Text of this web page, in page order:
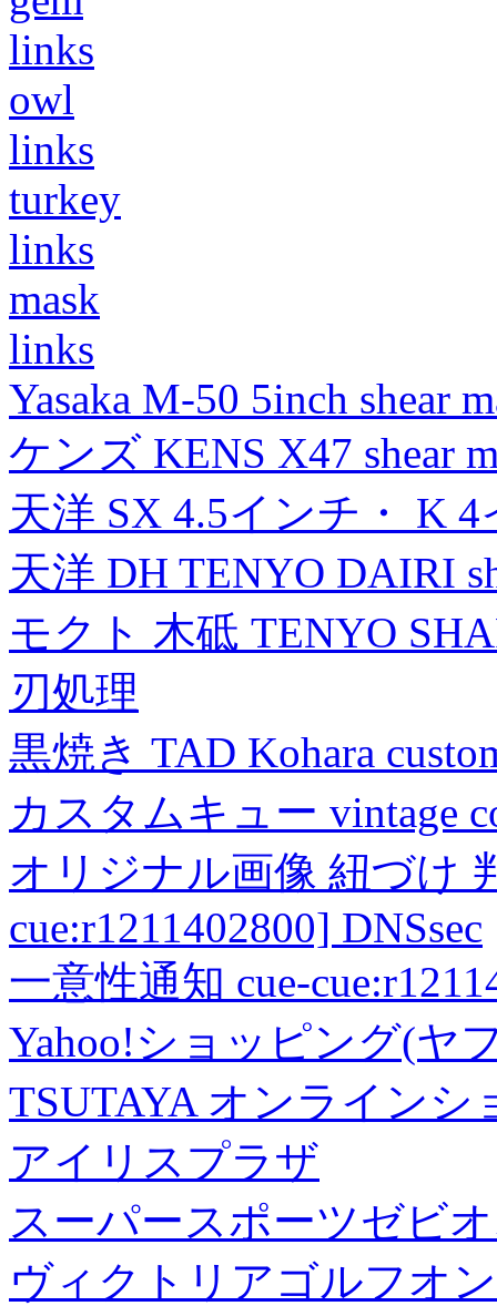
links
owl
links
turkey
links
mask
links
Yasaka M-50 5inch shear
ケンズ KENS X47 shear
天洋 SX 4.5インチ・ K
天洋 DH TENYO DAIRI
モクト 木砥 TENYO
刃処理
黒焼き TAD Kohara
カスタムキュー vintage
オリジナル画像 紐づけ
cue:r1211402800] DNSsec
一意性通知 cue-
Yahoo!ショッピング(ヤ
TSUTAYA オンラインシ
アイリスプラザ
スーパースポーツゼビ
ヴィクトリアゴルフオ